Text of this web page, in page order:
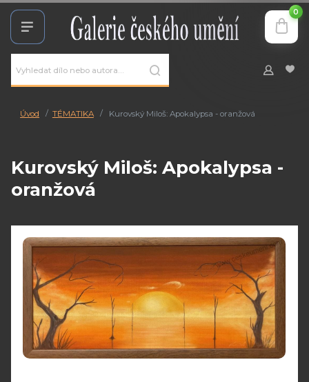
0
Úvod TÉMATIKA Kurovský Miloš: Apokalypsa - oranžová
Kurovský Miloš: Apokalypsa -
oranžová